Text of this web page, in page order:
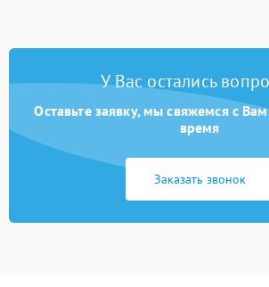
Постоянные сбои в работе 1500 ₽
У Вас остались
Оставьте заявку, мы свяжемся с
время
Заказать звонок